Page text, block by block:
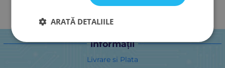
informații
Livrare si Plata
ARATĂ DETALIILE